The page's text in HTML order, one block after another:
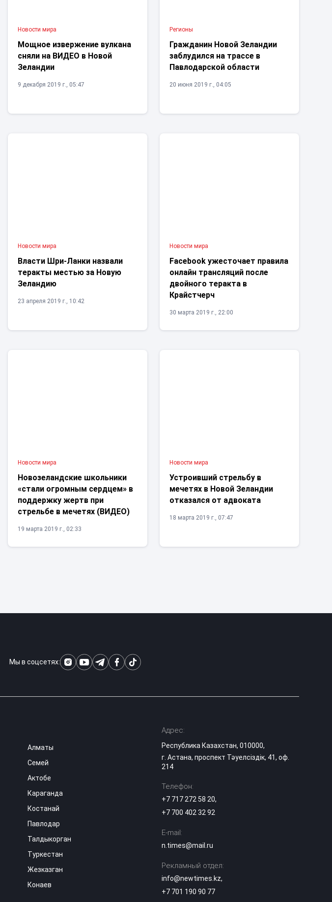
Новости мира
Мощное извержение вулкана
сняли на ВИДЕО в Новой
Зеландии
9 декабря 2019 г., 05:47
Регионы
Гражданин Новой Зеландии
заблудился на трассе в
Павлодарской области
20 июня 2019 г., 04:05
Новости мира
Власти Шри-Ланки назвали
теракты местью за Новую
Зеландию
23 апреля 2019 г., 10:42
Новости мира
Facebook ужесточает правила
онлайн трансляций после
двойного теракта в
Крайстчерч
30 марта 2019 г., 22:00
Новости мира
Новозеландские школьники
«стали огромным сердцем» в
поддержку жертв при
стрельбе в мечетях (ВИДЕО)
19 марта 2019 г., 02:33
Новости мира
Устроивший стрельбу в
мечетях в Новой Зеландии
отказался от адвоката
18 марта 2019 г., 07:47
Мы в соцсетях:
Алматы
Семей
Актобе
Караганда
Костанай
Павлодар
Талдыкорган
Туркестан
Жезказган
Конаев
Адрес:
Республика Казахстан, 010000,
г. Астана, проспект Тәуелсіздік, 41, оф.
214
Телефон:
+7 717 272 58 20,
+7 700 402 32 92
E-mail:
n.times@mail.ru
Рекламный отдел:
info@newtimes.kz,
+7 701 190 90 77